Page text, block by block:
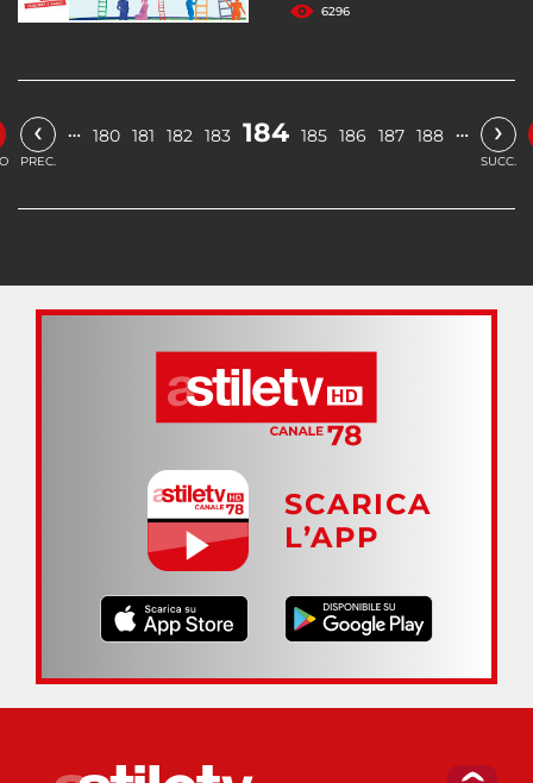
6296
‹
PREC.
… 180 181 182 183 184 185 186 187 188 … ›
SUCC.
SCARICA
L’APP